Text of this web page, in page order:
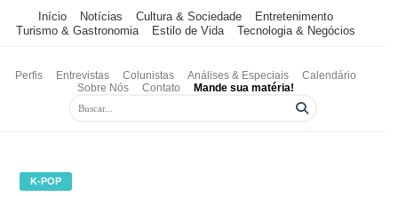
Início Notícias Cultura & Sociedade
Entretenimento
Turismo & Gastronomia
Estilo de Vida Tecnologia & Negócios
Perfis Entrevistas Colunistas Análises & Especiais
Calendário
Sobre Nós
Contato Mande sua matéria!
K-POP